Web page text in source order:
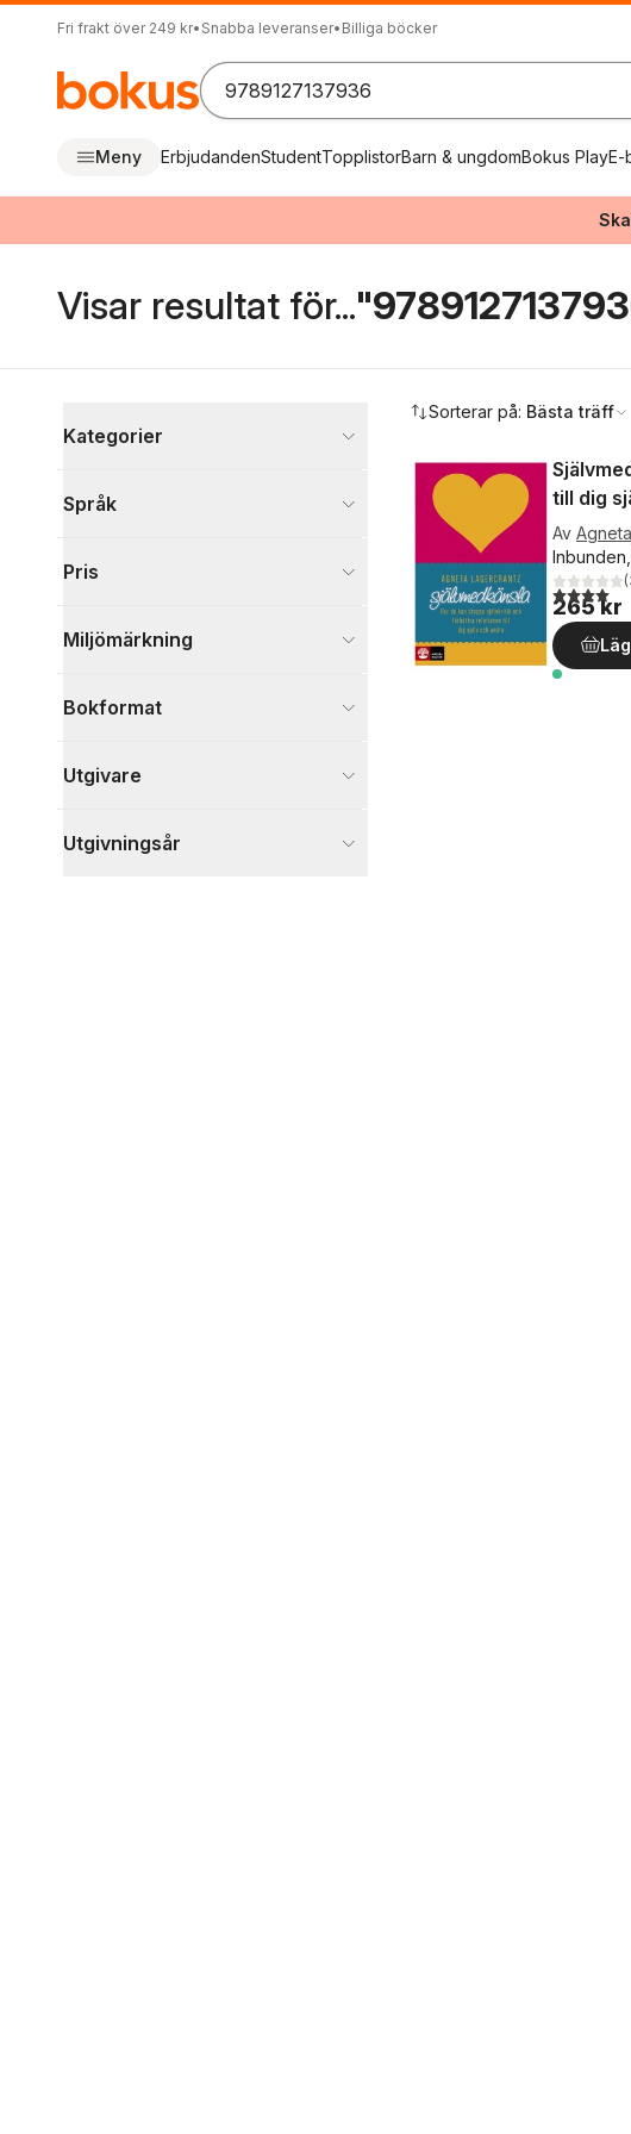
Fri frakt över 249 kr• Snabba leveranser• Billiga böcker
Meny ErbjudandenStudentTopplistorBarn & ungdomBokus PlayE-
Visar resultat för...
Kategorier
Visa fler
Språk
Pris
Miljömärkning
Bokformat
Utgivare
Utgivningsår
Sorterar på: Bästa träff
till dig
Av
4,0utav 5(
265 kr